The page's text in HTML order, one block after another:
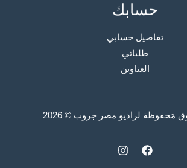
حسابك
تفاصيل حسابي
طلباتي
العناوين
مَحفوظة لراديو مصر جروب © 2026